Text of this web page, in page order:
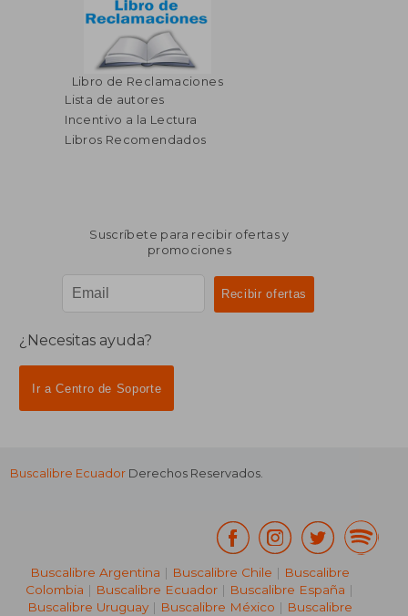
Libro de Reclamaciones
Lista de autores
Incentivo a la Lectura
Libros Recomendados
Suscríbete para recibir ofertas y
promociones
¿Necesitas ayuda?
Ir a Centro de Soporte
Buscalibre Ecuador Derechos Reservados.
Buscalibre Argentina | Buscalibre Chile | Buscalibre
Colombia | Buscalibre Ecuador | Buscalibre España |
Buscalibre Uruguay| Buscalibre México | Buscalibre